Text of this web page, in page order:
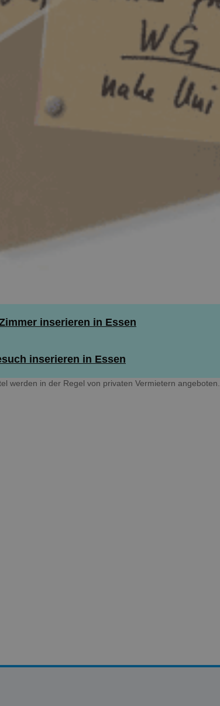
inserieren in Essen
inserieren in Essen
werden in der Regel von privaten Vermietern angeboten.